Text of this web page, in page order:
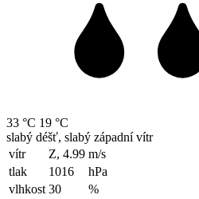
33 °C 19 °C
slabý déšť, slabý západní vítr
vítr
Z, 4.99 m/s
tlak
1016
hPa
vlhkost 30
%